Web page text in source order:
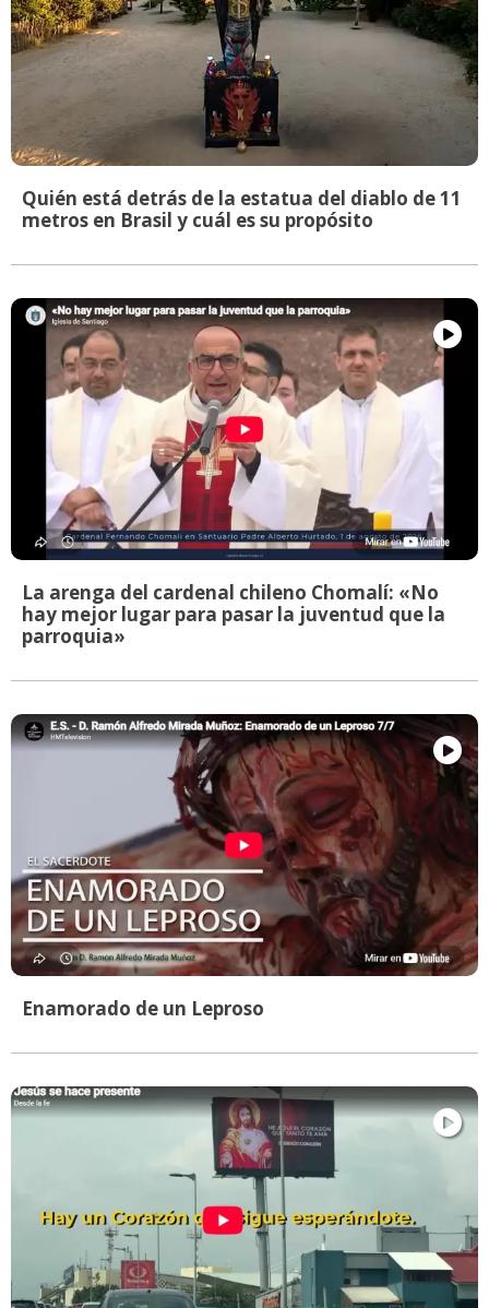
Quién está detrás de la estatua del diablo de 11
metros en Brasil y cuál es su propósito
La arenga del cardenal chileno Chomalí: «No
hay mejor lugar para pasar la juventud que la
parroquia»
Enamorado de un Leproso